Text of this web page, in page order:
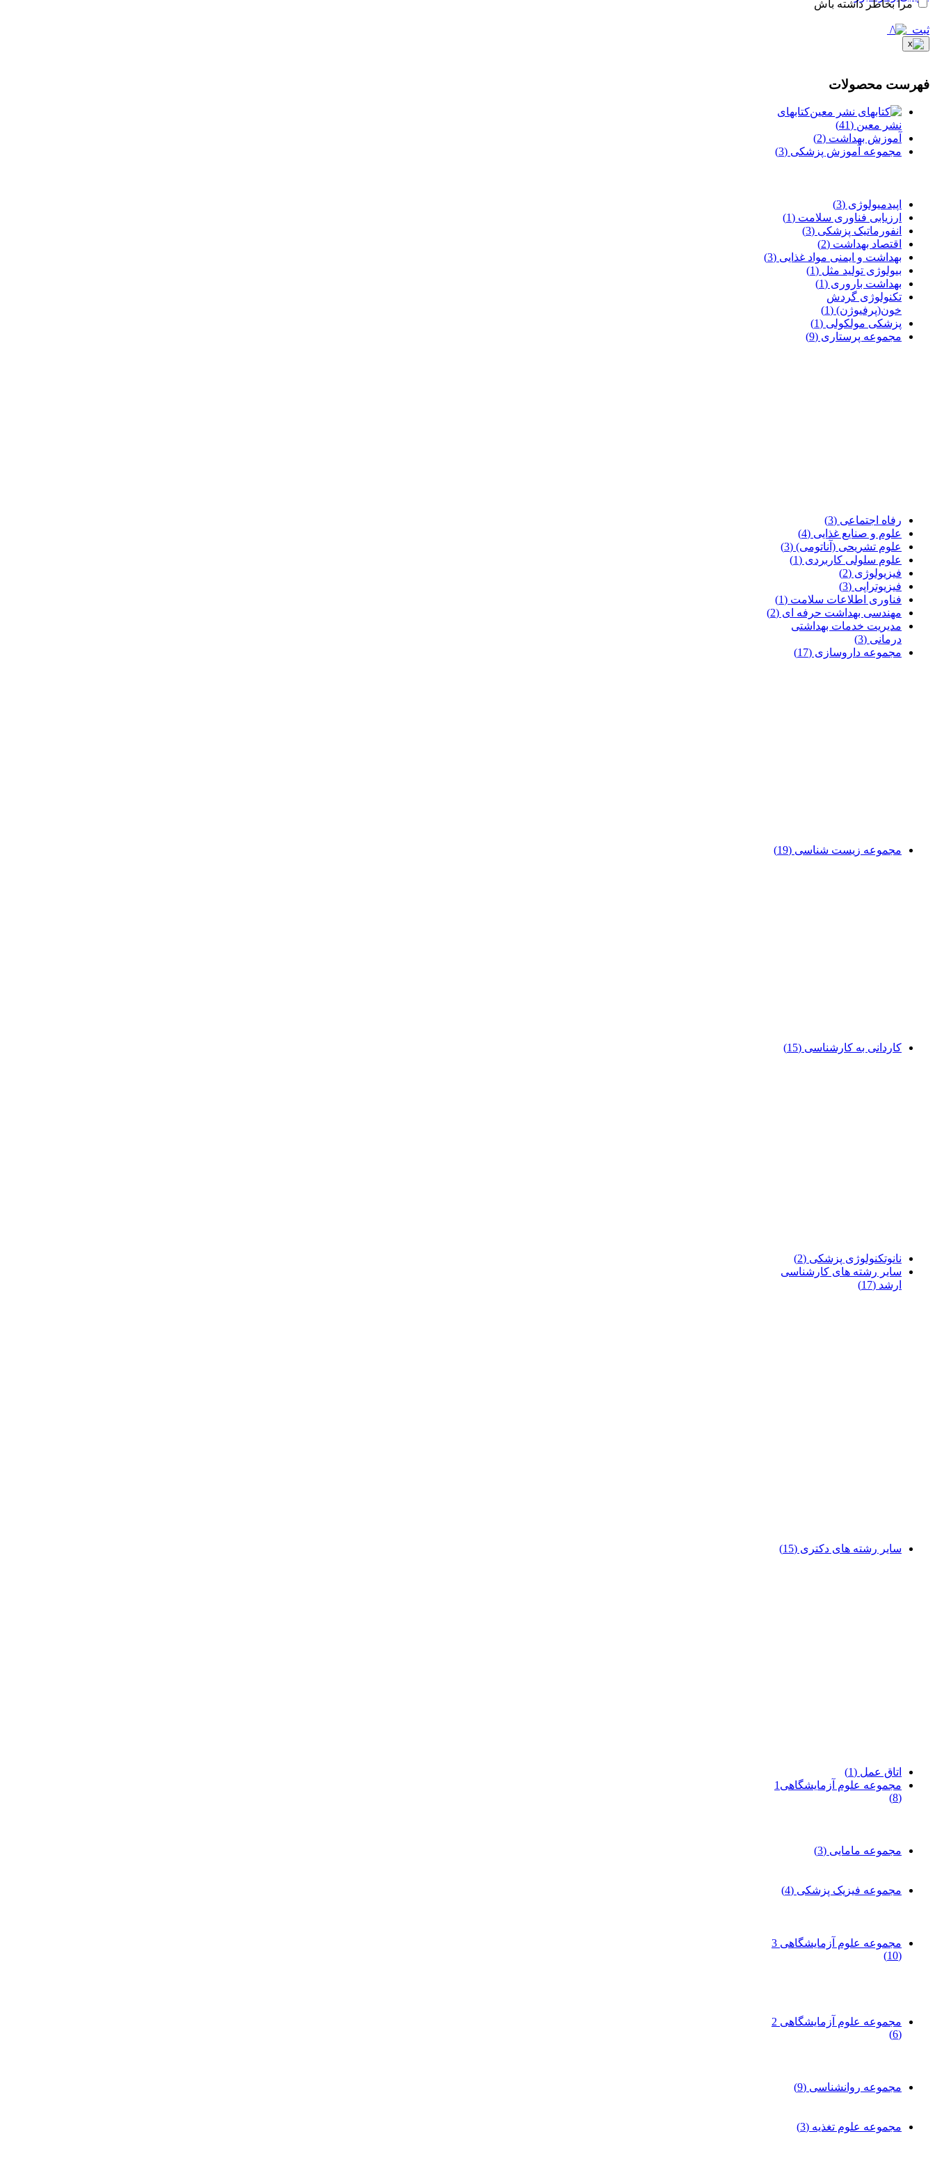
مرا بخاطر داشته باش
ثبت
فهرست محصولات
کتابهای
نشر معین (41)
آموزش بهداشت (2)
مجموعه آموزش پزشکی (3)
اپیدمیولوژی (3)
ارزیابی فناوری سلامت (1)
انفورماتیک پزشکی (3)
اقتصاد بهداشت (2)
بهداشت و ایمنی مواد غذایی (3)
بیولوژی تولید مثل (1)
بهداشت باروری (1)
تکنولوژی گردش
خون(پرفیوژن) (1)
پزشکی مولکولی (1)
مجموعه پرستاری (9)
رفاه اجتماعی (3)
علوم و صنایع غذایی (4)
علوم تشریحی (آناتومی) (3)
علوم سلولی کاربردی (1)
فیزیولوژی (2)
فیزیوتراپی (3)
فناوری اطلاعات سلامت (1)
مهندسی بهداشت حرفه ای (2)
مدیریت خدمات بهداشتی
درمانی (3)
مجموعه داروسازی (17)
مجموعه زیست شناسی (19)
کاردانی به کارشناسی (15)
نانوتکنولوژی پزشکی (2)
سایر رشته های کارشناسی
ارشد (17)
سایر رشته های دکتری (15)
اتاق عمل (1)
مجموعه علوم آزمایشگاهی1
(8)
مجموعه مامایی (3)
مجموعه فیزیک پزشکی (4)
مجموعه علوم آزمایشگاهی 3
(10)
مجموعه علوم آزمایشگاهی 2
(6)
مجموعه روانشناسی (9)
مجموعه علوم تغذیه (3)